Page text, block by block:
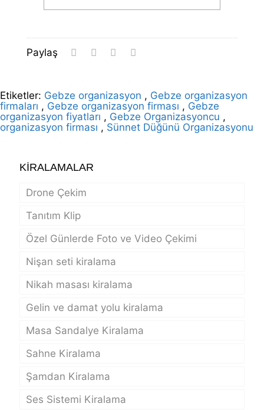
Paylaş
Etiketler: Gebze organizasyon , Gebze organizasyon
firmaları , Gebze organizasyon firması , Gebze
organizasyon fiyatları , Gebze Organizasyoncu ,
organizasyon firması , Sünnet Düğünü Organizasyonu
KİRALAMALAR
Drone Çekim
Tanıtım Klip
Özel Günlerde Foto ve Video Çekimi
Nişan seti kiralama
Nikah masası kiralama
Gelin ve damat yolu kiralama
Masa Sandalye Kiralama
Sahne Kiralama
Şamdan Kiralama
Ses Sistemi Kiralama